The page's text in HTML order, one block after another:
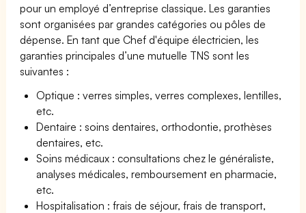
pour un employé d’entreprise classique. Les garanties
sont organisées par grandes catégories ou pôles de
dépense. En tant que Chef d'équipe électricien, les
garanties principales d’une mutuelle TNS sont les
suivantes :
Optique : verres simples, verres complexes, lentilles,
etc.
Dentaire : soins dentaires, orthodontie, prothèses
dentaires, etc.
Soins médicaux : consultations chez le généraliste,
analyses médicales, remboursement en pharmacie,
etc.
Hospitalisation : frais de séjour, frais de transport,